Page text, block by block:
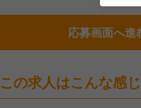
応募画面へ進
この求人はこんな感じ